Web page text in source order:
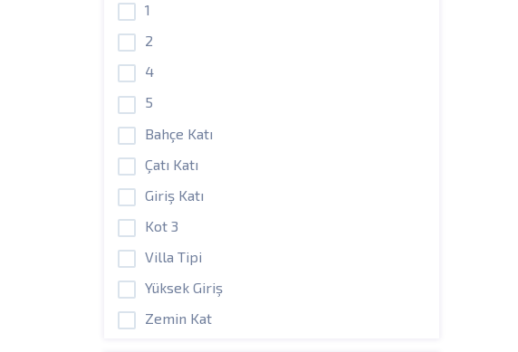
1
2
4
5
Bahçe Katı
Çatı Katı
Giriş Katı
Kot 3
Villa Tipi
Yüksek Giriş
Zemin Kat